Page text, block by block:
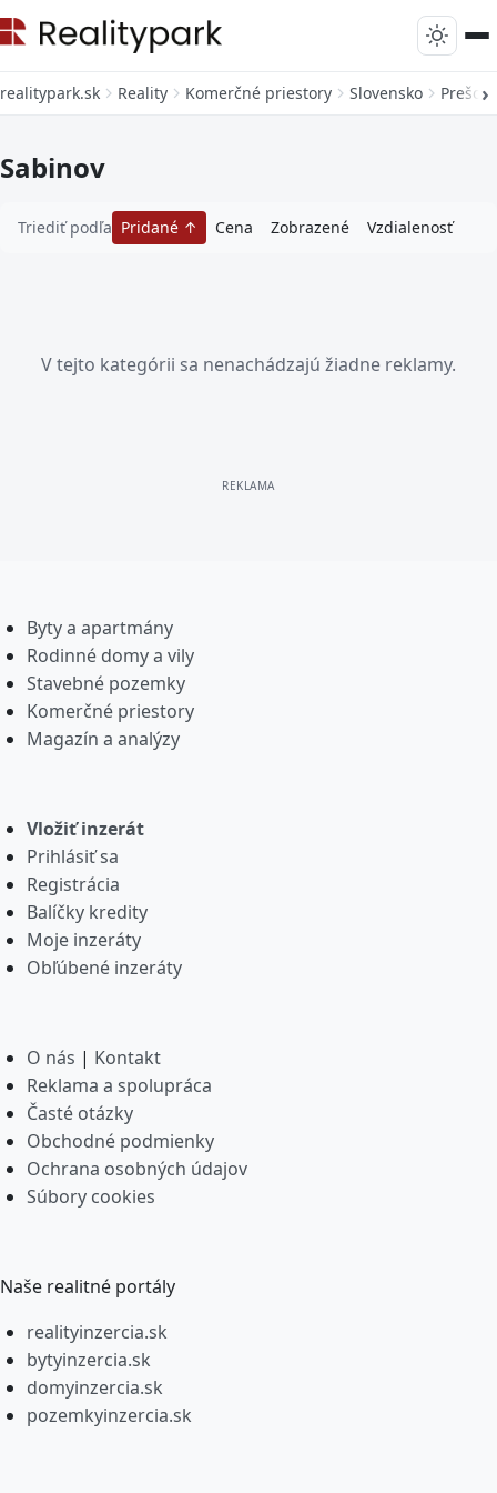
realitypark.sk Reality Komerčné priestory Slovensko
Sabinov
Triediť podľa Pridané Cena Zobrazené Vzdialenosť
V tejto kategórii sa nenachádzajú žiadne reklamy.
Byty a apartmány
Rodinné domy a vily
Stavebné pozemky
Komerčné priestory
Magazín a analýzy
Vložiť inzerát
Prihlásiť sa
Registrácia
Balíčky kredity
Moje inzeráty
Obľúbené inzeráty
O nás | Kontakt
Reklama a spolupráca
Časté otázky
Obchodné podmienky
Ochrana osobných údajov
Súbory cookies
Naše realitné portály
realityinzercia.sk
bytyinzercia.sk
domyinzercia.sk
pozemkyinzercia.sk